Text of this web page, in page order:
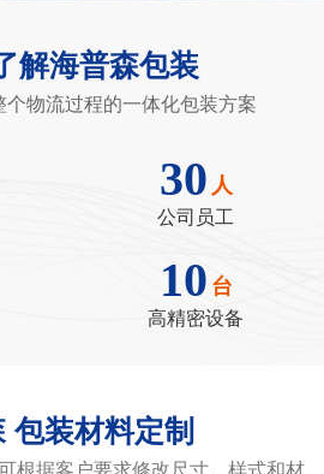
方案
新公司
解海普森包装
个物流过程的一体化包装方案
30 人
公司员工
10 台
高精密设备
包装材料定制
根据客户要求修改尺寸、样式和材